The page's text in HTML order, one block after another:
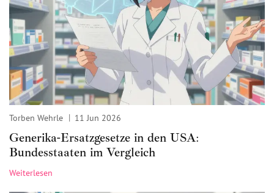
Torben Wehrle 11 Jun 2026
Generika-Ersatzgesetze in den USA:
Bundesstaaten im Vergleich
Weiterlesen